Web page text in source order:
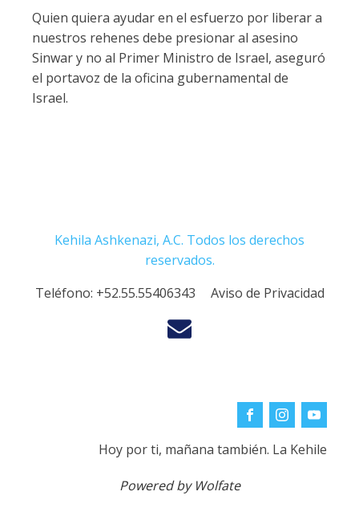
Quien quiera ayudar en el esfuerzo por liberar a
nuestros rehenes debe presionar al asesino
Sinwar y no al Primer Ministro de Israel, aseguró
el portavoz de la oficina gubernamental de
Israel.
Kehila Ashkenazi, A.C. Todos los derechos
reservados.
Teléfono: +52.55.55406343 Aviso de Privacidad
Hoy por ti, mañana también. La Kehile
Powered by Wolfate